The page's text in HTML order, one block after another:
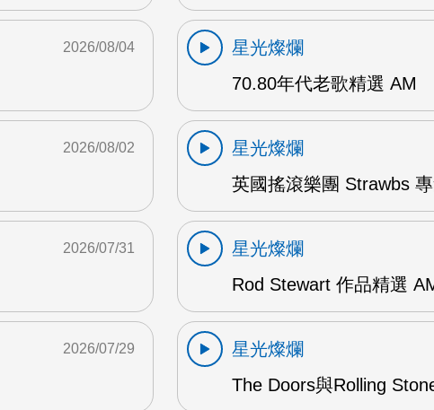
2026/08/04
星光燦爛
70.80年代老歌精選 AM
2026/08/02
星光燦爛
英國搖滾樂團 Strawbs
2026/07/31
星光燦爛
Rod Stewart 作品精選
2026/07/29
星光燦爛
The Doors與Rolling